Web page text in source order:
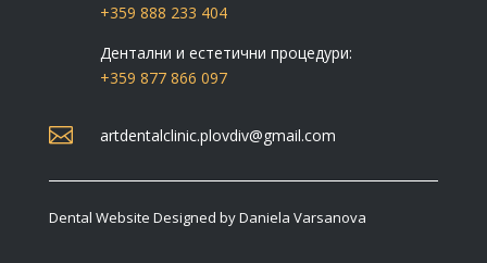
+359 888 233 404
Дентални и естетични процедури:
+359 877 866 097
 artdentalclinic.plovdiv@gmail.com
Dental Website Designed by Daniela Varsanova